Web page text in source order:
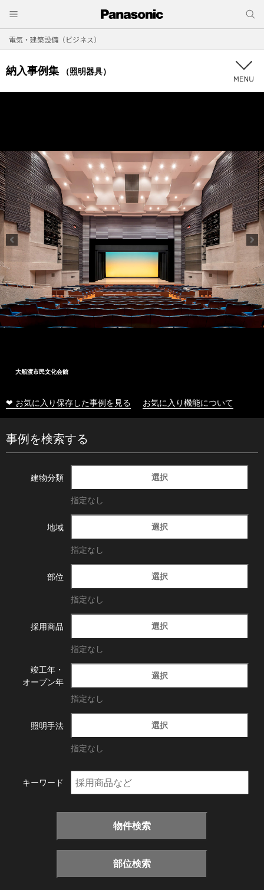
電気・建築設備（ビジネス）
納入事例集 （照明器具）
大船渡市民文化会館
❤ お気に入り保存した事例を見る お気に入り機能について
事例を検索する
建物分類 選択
指定なし
地域 選択
指定なし
部位 選択
指定なし
採用商品 選択
指定なし
竣工年・
オープン年
選択
指定なし
照明手法 選択
指定なし
キーワード
物件検索
部位検索